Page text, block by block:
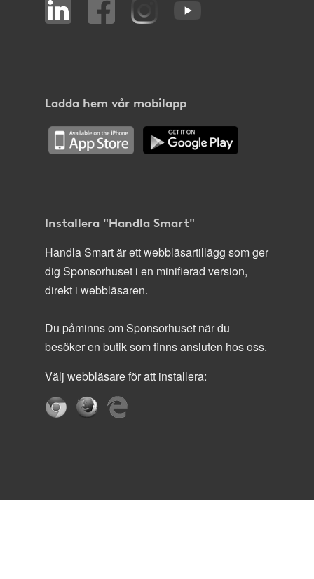
Ladda hem vår mobilapp
Installera "Handla Smart"
Handla Smart är ett webbläsartillägg som ger
dig Sponsorhuset i en minifierad version,
direkt i webbläsaren.
Du påminns om Sponsorhuset när du
besöker en butik som finns ansluten hos oss.
Välj webbläsare för att installera: